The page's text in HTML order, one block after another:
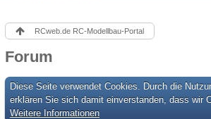
RCweb.de RC-Modellbau-Portal
Forum
Diese Seite verwendet Cookies. Durch die
erklären Sie sich damit einverstanden, dass wir
Weitere Informationen